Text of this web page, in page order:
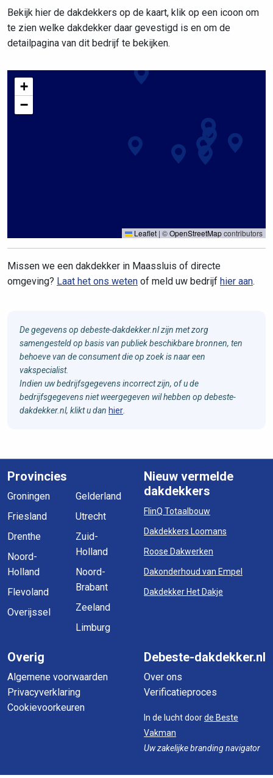
Bekijk hier de dakdekkers op de kaart, klik op een icoon om
te zien welke dakdekker daar gevestigd is en om de
detailpagina van dit bedrijf te bekijken.
+
−
Leaflet | ©OpenStreetMapcontributors
Missen we een dakdekker in Maassluis of directe
omgeving? Laat het ons weten of meld uw bedrijf hier aan.
De gegevens op debeste-dakdekker.nl zijn met zorg
samengesteld op basis van publiek beschikbare bronnen, ten
behoeve van de consument die op zoek is naar een
vakspecialist.
Indien uw bedrijfsgegevens incorrect zijn, of u de
bedrijfsgegevens niet weergegeven wil hebben op debeste-
dakdekker.nl, klikt u dan hier
Provincies
Groningen
Friesland
Drenthe
Noord-
Holland
Flevoland
Overijssel
Gelderland
Utrecht
Zuid-
Holland
Noord-
Brabant
Zeeland
Limburg
Nieuw vermelde
dakdekkers
FlinQ Totaalbouw
Dakdekkers Loomans
Roose Dakwerken
Dakonderhoud van Empel
Dakdekker Het Dakje
Overig
Algemene voorwaarden
Privacyverklaring
Cookievoorkeuren
Debeste-dakdekker.nl
Over ons
Verificatieproces
In de lucht doorde Beste
Vakman
Uw zakelijke branding navigator